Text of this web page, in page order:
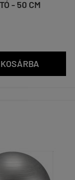
- 50 CM
KOSÁRBA